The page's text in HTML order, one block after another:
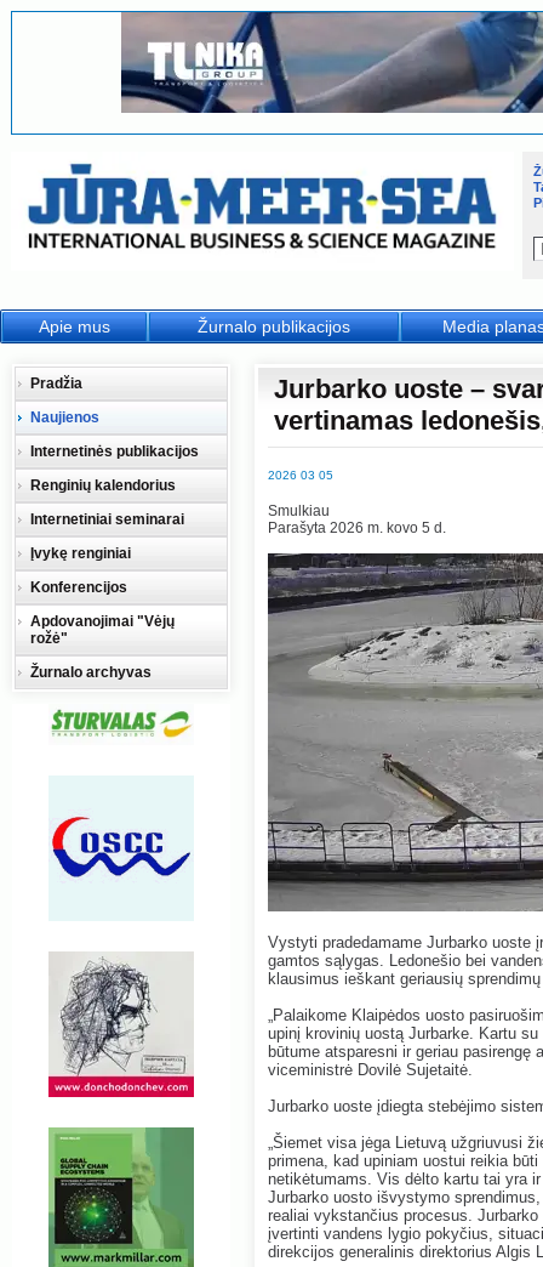
Jurbarko uoste –
vertinamas
2026 03 05
Smulkiau
Parašyta 2026 m. kovo 5 d.
Vystyti pradedamame Jurbarko uoste
gamtos sąlygas. Ledonešio bei
klausimus ieškant geriausių
„Palaikome Klaipėdos uosto
upinį krovinių uostą Jurbarke. Kartu
būtume atsparesni ir geriau
viceministrė Dovilė Sujetaitė.
Jurbarko uoste įdiegta stebėjimo
„Šiemet visa jėga Lietuvą užgriuvusi
primena, kad upiniam uostui reikia
netikėtumams. Vis dėlto kartu tai yra
Jurbarko uosto išvystymo
realiai vykstančius procesus.
įvertinti vandens lygio pokyčius,
direkcijos generalinis direktorius Algis
Pradžia
Naujienos
Internetinės publikacijos
Renginių kalendorius
Internetiniai seminarai
Įvykę renginiai
Konferencijos
Apdovanojimai "Vėjų
rožė"
Žurnalo archyvas
Apie mus Žurnalo publikacijos Media